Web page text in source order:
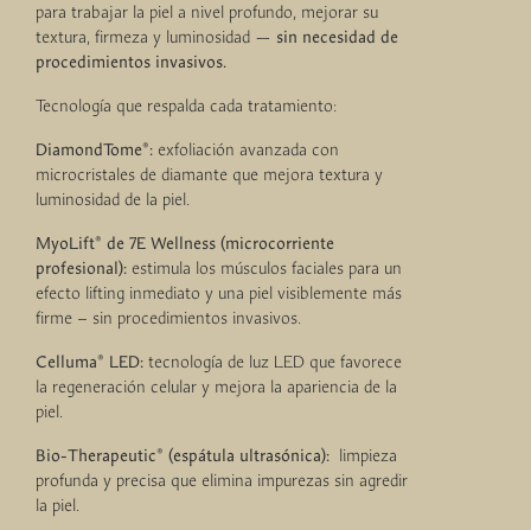
para trabajar la piel a nivel profundo, mejorar su
textura, firmeza y luminosidad — sin necesidad de
procedimientos invasivos.
Tecnología que respalda cada tratamiento:
DiamondTome®: exfoliación avanzada con
microcristales de diamante que mejora textura y
luminosidad de la piel.
MyoLift® de 7E Wellness (microcorriente
profesional): estimula los músculos faciales para un
efecto lifting inmediato y una piel visiblemente más
firme – sin procedimientos invasivos.
Celluma® LED: tecnología de luz LED que favorece
la regeneración celular y mejora la apariencia de la
piel.
Bio-Therapeutic® (espátula ultrasónica): limpieza
profunda y precisa que elimina impurezas sin agredir
la piel.